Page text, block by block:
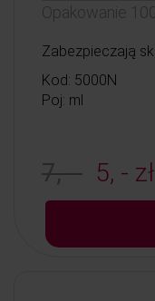
Opakowanie
Zabezpieczają
Kod: 5000N
Poj: ml
7, - 5, - zł